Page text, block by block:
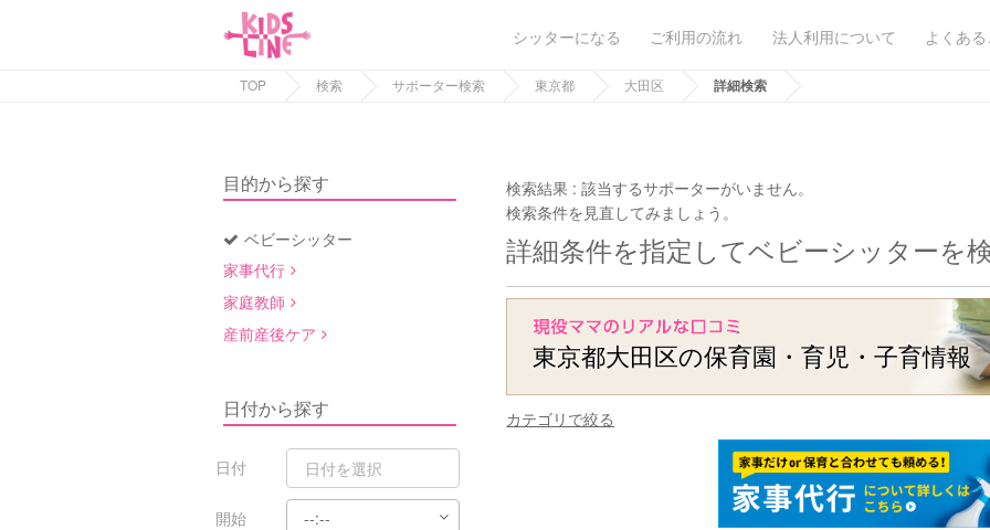
シッターになる ご利用の流れ 法人利用について よくあ
TOP 検索 サポーター検索 東京都 大田区 詳細検索
目的から探す
ベビーシッター
家事代行
家庭教師
産前産後ケア
日付から探す
日付
開始
検索結果 :該当するサポーターがいません。
検索条件を見直してみましょう。
詳細条件を指定してベビーシッターを
東京都大田区の保育園・育児・子育情報
カテゴリで絞る